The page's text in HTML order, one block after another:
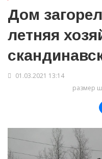
Дом
летняя
01.03.2021 13:14
размер